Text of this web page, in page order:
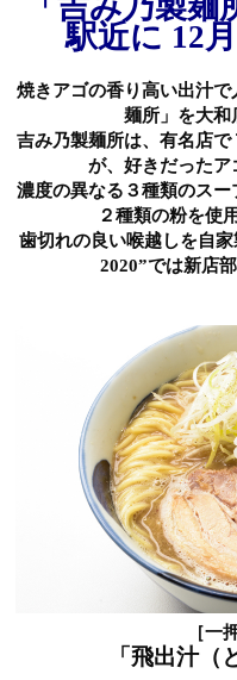
駅近に 12
焼きアゴの香り高い出汁
麺所」を大和
吉み乃製麺所は、有名店
が、好きだったア
濃度の異なる３種類のス
２種類の粉を使
歯切れの良い喉越しを自
2020”では新店
［一
「飛出汁（